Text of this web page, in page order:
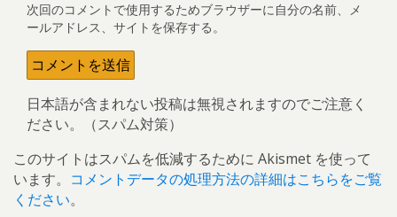
次回のコメントで使用するためブラウザーに自分の名前、メ
ールアドレス、サイトを保存する。
日本語が含まれない投稿は無視されますのでご注意く
ださい。（スパム対策）
このサイトはスパムを低減するために Akismet を使って
います。 コメントデータの処理方法の詳細はこちらをご覧
ください。